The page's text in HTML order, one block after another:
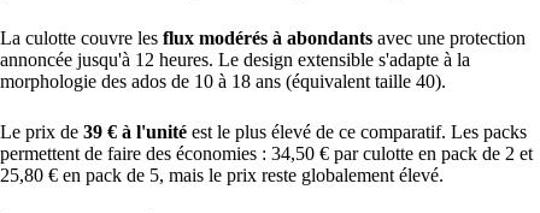
La culotte couvre les flux modérés à abondants avec une protection
annoncée jusqu'à 12 heures. Le design extensible s'adapte à la
morphologie des ados de 10 à 18 ans (équivalent taille 40).
Le prix de 39 € à l'unité est le plus élevé de ce comparatif. Les packs
permettent de faire des économies : 34,50 € par culotte en pack de 2 et
25,80 € en pack de 5, mais le prix reste globalement élevé.